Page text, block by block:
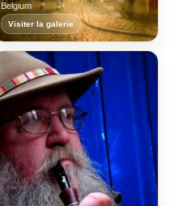
Belgium
Visiter la galerie